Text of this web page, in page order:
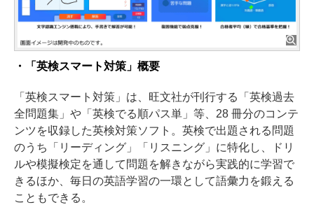
・「英検スマート対策」概要
「英検スマート対策」は、旺文社が刊行する「英検過去
全問題集」や「英検でる順パス単」等、28 冊分のコンテ
ンツを収録した英検対策ソフト。英検で出題される問題
のうち「リーディング」「リスニング」に特化し、ドリ
ルや模擬検定を通して問題を解きながら実践的に学習で
きるほか、毎日の英語学習の一環として語彙力を鍛える
こともできる。